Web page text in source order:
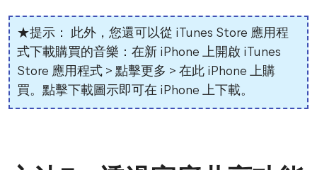
★提示： 此外，您還可以從 iTunes Store 應用程
式下載購買的音樂：在新 iPhone 上開啟 iTunes
Store 應用程式 > 點擊更多 > 在此 iPhone 上購
買。點擊下載圖示即可在 iPhone 上下載。